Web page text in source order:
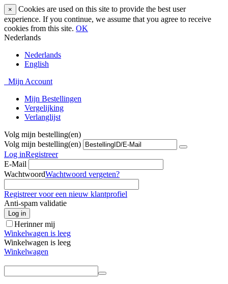
×
Cookies are used on this site to provide the best user
experience. If you continue, we assume that you agree to receive
cookies from this site. OK
Nederlands
Nederlands
English
Mijn Account
Mijn Bestellingen
Vergelijking
Verlanglijst
Volg mijn bestelling(en)
Volg mijn bestelling(en)
Log inRegistreer
E-Mail
WachtwoordWachtwoord vergeten?
Registreer voor een nieuw klantprofiel
Anti-spam validatie
Log in
Herinner mij
Winkelwagen is leeg
Winkelwagen is leeg
Winkelwagen